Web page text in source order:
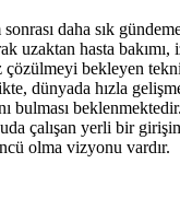
daha sık
uzaktan hasta bakımı,
çözülmeyi bekleyen
dünyada hızla
bulması
çalışan yerli bir
olma vizyonu vardır.